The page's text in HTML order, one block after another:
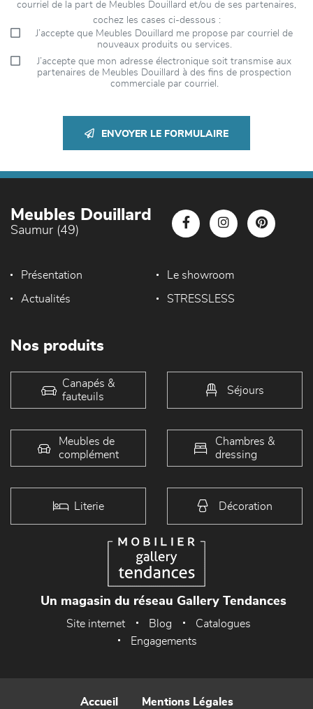
courriel de la part de Meubles Douillard et/ou de ses partenaires,
cochez les cases ci-dessous :
J’accepte que Meubles Douillard me propose par courriel de
nouveaux produits ou services.
J’accepte que mon adresse électronique soit transmise aux
partenaires de Meubles Douillard à des fins de prospection
commerciale par courriel.
ENVOYER LE FORMULAIRE
Meubles Douillard
Saumur (49)
Présentation Le showroom
Actualités STRESSLESS
Nos produits
Canapés &
fauteuils
Séjours
Meubles de
complément
Chambres &
dressing
Literie Décoration
Un magasin du réseau Gallery Tendances
Site internet Blog
Catalogues
Engagements
Accueil Mentions Légales